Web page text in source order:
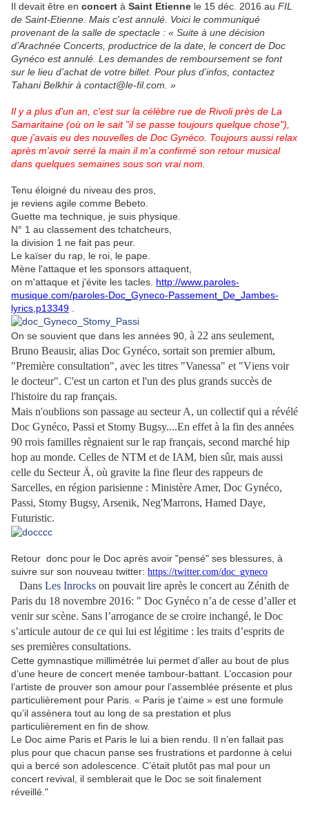
Il devait être en concert à Saint Etienne le 15 déc. 2016 au FIL
de Saint-Etienne. Mais c'est annulé. Voici le communiqué
provenant de la salle de spectacle : « Suite à une décision
d’Arachnée Concerts, productrice de la date, le concert de Doc
Gynéco est annulé. Les demandes de remboursement se font
sur le lieu d’achat de votre billet. Pour plus d’infos, contactez
Tahani Belkhir à contact@le-fil.com. »
Il y a plus d'un an, c'est sur la célèbre rue de Rivoli près de La
Samaritaine (où on le sait "il se passe toujours quelque chose"),
que j'avais eu des nouvelles de Doc Gynéco. Toujours aussi relax
après m'avoir serré la main il m'a confirmé son retour musical
dans quelques semaines sous son vrai nom.
Tenu éloigné du niveau des pros,
je reviens agile comme Bebeto.
Guette ma technique, je suis physique.
N° 1 au classement des tchatcheurs,
la division 1 ne fait pas peur.
Le kaïser du rap, le roi, le pape.
Mène l'attaque et les sponsors attaquent,
on m'attaque et j'évite les tacles. http://www.paroles-
musique.com/paroles-Doc_Gyneco-Passement_De_Jambes-
lyrics,p13349
On se souvient que dans les années 90, à 22 ans seulement,
Bruno Beausir, alias Doc Gynéco, sortait son premier album,
"Première consultation", avec les titres "Vanessa" et "Viens voir
le docteur". C'est un carton et l'un des plus grands succès de
l'histoire du rap français.
Mais n'oublions son passage au secteur A, un collectif qui a révélé
Doc Gynéco, Passi et Stomy Bugsy....En effet à la fin des années
90 rrois familles règnaient sur le rap français, second marché hip
hop au monde. Celles de NTM et de IAM, bien sûr, mais aussi
celle du Secteur Ä, où gravite la fine fleur des rappeurs de
Sarcelles, en région parisienne : Ministère Amer, Doc Gynéco,
Passi, Stomy Bugsy, Arsenik, Neg'Marrons, Hamed Daye,
Futuristic.
Retour donc pour le Doc après avoir "pensé" ses blessures, à
suivre sur son nouveau twitter: https://twitter.com/doc_gyneco
Dans Les Inrocks on pouvait lire après le concert au Zénith de
Paris du 18 novembre 2016: " Doc Gynéco n’a de cesse d’aller et
venir sur scène. Sans l’arrogance de se croire inchangé, le Doc
s’articule autour de ce qui lui est légitime : les traits d’esprits de
ses premières consultations.
Cette gymnastique millimétrée lui permet d’aller au bout de plus
d’une heure de concert menée tambour-battant. L’occasion pour
l’artiste de prouver son amour pour l’assemblée présente et plus
particulièrement pour Paris. « Paris je t’aime » est une formule
qu’il assènera tout au long de sa prestation et plus
particulièrement en fin de show.
Le Doc aime Paris et Paris le lui a bien rendu. Il n’en fallait pas
plus pour que chacun panse ses frustrations et pardonne à celui
qui a bercé son adolescence. C’était plutôt pas mal pour un
concert revival, il semblerait que le Doc se soit finalement
réveillé."